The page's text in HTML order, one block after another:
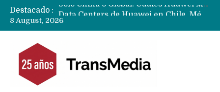
Destacado :
8 August, 2026